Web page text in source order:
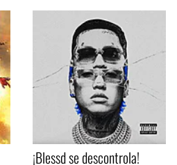
¡Blessd se descontrola!